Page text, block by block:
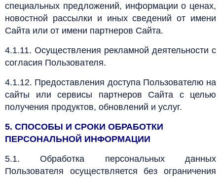
специальных предложений, информации о ценах,
новостной рассылки и иных сведений от имени
Сайта или от имени партнеров Сайта.
4.1.11. Осуществления рекламной деятельности с
согласия Пользователя.
4.1.12. Предоставления доступа Пользователю на
сайты или сервисы партнеров Сайта с целью
получения продуктов, обновлений и услуг.
5. СПОСОБЫ И СРОКИ ОБРАБОТКИ
ПЕРСОНАЛЬНОЙ ИНФОРМАЦИИ
5.1. Обработка персональных данных
Пользователя осуществляется без ограничения